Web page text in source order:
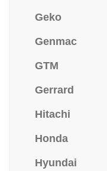
Geko
Genmac
GTM
Gerrard
Hitachi
Honda
Hyundai